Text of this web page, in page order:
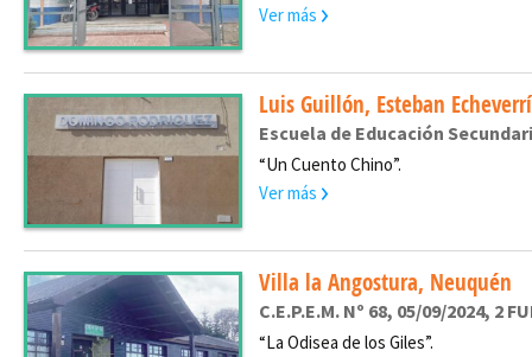
Ver más
Luis Guillón, Esteban
Escuela de Educación
“Un Cuento Chino”.
Ver más
Villa la Angostura, Neuquén
C.E.P.E.M. Nº 68, 05/09/2024, 2
“La Odisea de los Giles”.